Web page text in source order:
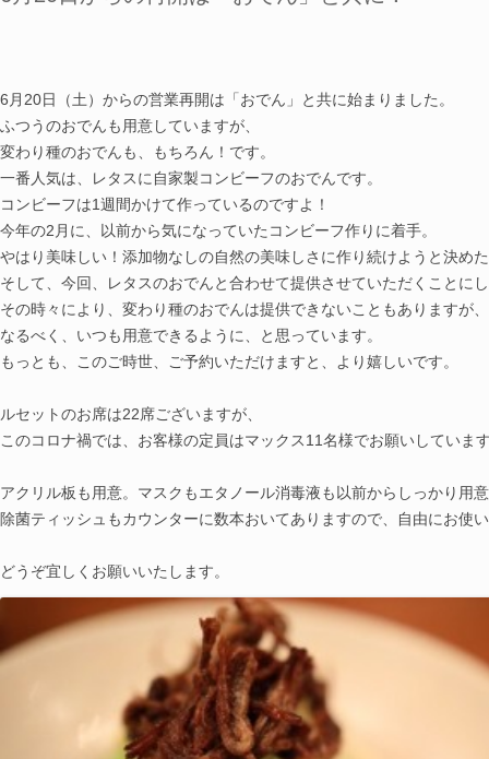
6月20日（土）からの営業再開は「おでん」と共に始まりました。
ふつうのおでんも用意していますが、
変わり種のおでんも、もちろん！です。
一番人気は、レタスに自家製コンビーフのおでんです。
コンビーフは1週間かけて作っているのですよ！
今年の2月に、以前から気になっていたコンビーフ作りに着手。
やはり美味しい！添加物なしの自然の美味しさに作り続けようと決め
そして、今回、レタスのおでんと合わせて提供させていただくことに
その時々により、変わり種のおでんは提供できないこともありますが、
なるべく、いつも用意できるように、と思っています。
もっとも、このご時世、ご予約いただけますと、より嬉しいです。
ルセットのお席は22席ございますが、
このコロナ禍では、お客様の定員はマックス11名様でお願いしていま
アクリル板も用意。マスクもエタノール消毒液も以前からしっかり用
除菌ティッシュもカウンターに数本おいてありますので、自由にお使
どうぞ宜しくお願いいたします。